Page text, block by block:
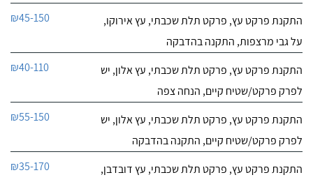
התקנת פרקט עץ, פרקט תלת שכבתי, עץ אירוקו,
על גבי מרצפות, התקנה בהדבקה
₪45-150
התקנת פרקט עץ, פרקט תלת שכבתי, עץ אלון, יש
לפרק פרקט/שטיח קיים, הנחה צפה
₪40-110
התקנת פרקט עץ, פרקט תלת שכבתי, עץ אלון, יש
לפרק פרקט/שטיח קיים, התקנה בהדבקה
₪55-150
התקנת פרקט עץ, פרקט תלת שכבתי, עץ דובדבן,
₪35-170